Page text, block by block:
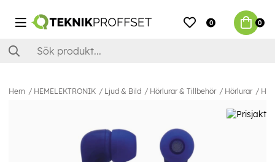
0 0
Hem HEMELEKTRONIK Ljud & Bild Hörlurar & Tillbehör Hörlurar